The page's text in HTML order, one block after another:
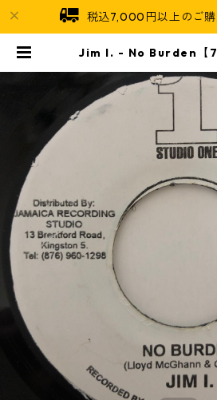
税込7,000円以上のご
Jim I. - No Burden【